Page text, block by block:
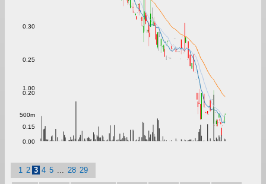
0.15
0.20
0.25
0.30
0.00
500m
1.00
1 2 3 4 5 28 29